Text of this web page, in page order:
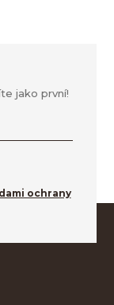
jako první!
ochrany